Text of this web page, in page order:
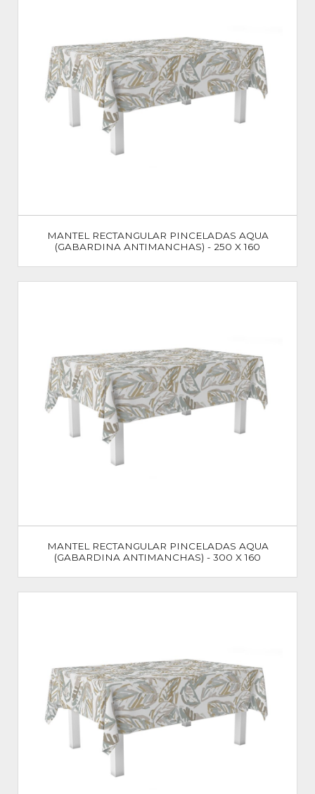
MANTEL RECTANGULAR PINCELADAS AQUA
(GABARDINA ANTIMANCHAS) - 250 X 160
MANTEL RECTANGULAR PINCELADAS AQUA
(GABARDINA ANTIMANCHAS) - 300 X 160